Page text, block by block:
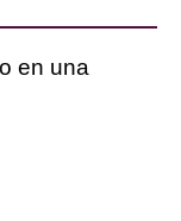
en una